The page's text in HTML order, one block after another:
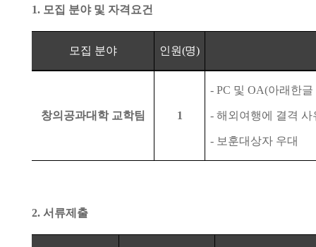
1. 모집 분야 및 자격요건
모집 분야 인원(명)
창의공과대학 교학팀 1
- PC 및 OA(아래한
- 해외여행에 결격
- 보훈대상자 우대
2. 서류제출